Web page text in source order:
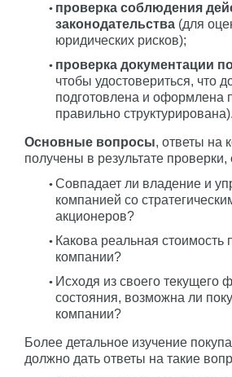
проверка соблюдения
законодательства (для
юридических рисков);
проверка документации
чтобы удостовериться, что
подготовлена и оформлена
правильно структурирована).
Основные вопросы, ответы на
получены в результате проверки,
Совпадает ли владение и
компанией со
акционеров?
Какова реальная стоимость
компании?
Исходя из своего текущего
состояния, возможна ли
компании?
Более детальное изучение
должно дать ответы на такие